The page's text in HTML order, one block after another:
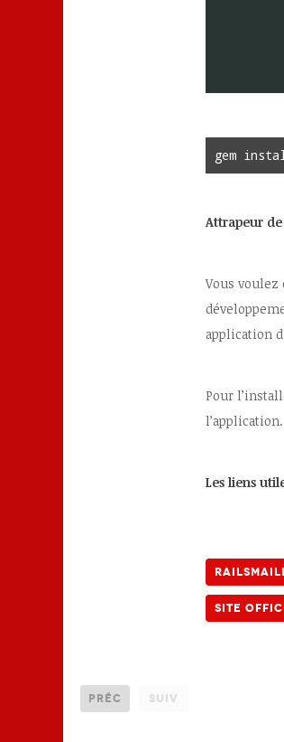
gem
Attrapeur
Vous
application
Pour
Les liens
Site
Préc Suiv